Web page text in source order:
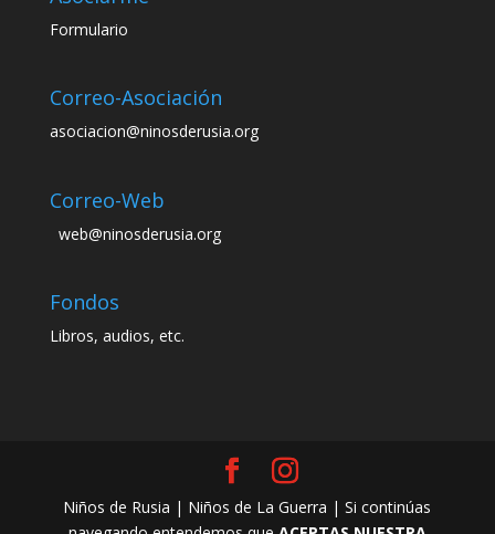
Formulario
Correo-Asociación
asociacion@ninosderusia.org
Correo-Web
web@ninosderusia.org
Fondos
Libros, audios, etc.
Niños de Rusia | Niños de La Guerra | Si continúas